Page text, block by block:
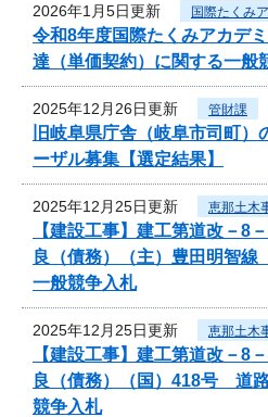
2026年1月5日更新 国際たくみ
令和8年度国際たくみアカデ
達（単価契約）に関する一般
2025年12月26日更新 管財課
旧岐阜県庁舎（岐阜市司町
ーザル募集【選定結果】
2025年12月25日更新 恵那土木
【建設工事】建工第道改－
良（債務）（主）豊田明智
一般競争入札
2025年12月25日更新 恵那土木
【建設工事】建工第道改－
良（債務）（国）418号 道
競争入札